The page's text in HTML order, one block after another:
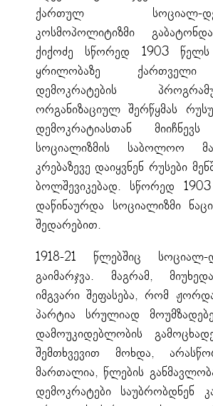
ქართულ სოციალ-
კოსმოპოლიტიზმი
ქიქოძე სწორედ 1903
ყრილობაზე
დემოკრატების
ორგანიზაციულ შერწყმას
დემოკრატიასთან
სოციალიზმის საბოლოო
კრებაზევე დაიყვნენ რუსები
ბოლშევიკებად. სწორედ
დაწინაურდა სოციალიზმი
შედარებით.
1918-21 წლებშიც სოციალ-
გაიმარჯვა. მაგრამ,
იმგვარი შეფასება, რომ
პარტია სრულიად
დამოუკიდებლობის
შემთხვევით მოხდა,
მართალია, წლების
დემოკრატები საუბრობდნენ